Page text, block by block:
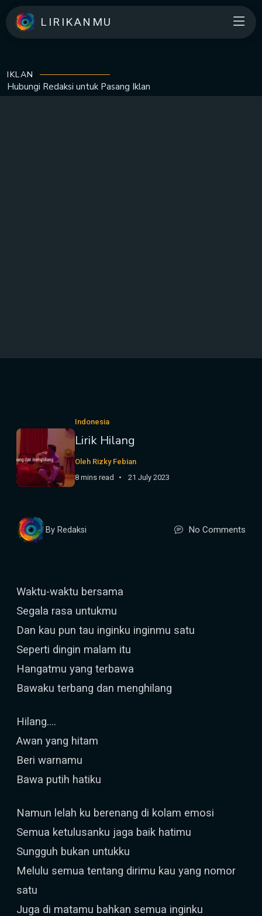
LIRIKANMU
IKLAN
Hubungi Redaksi untuk Pasang Iklan
Indonesia
Lirik Hilang
Oleh Rizky Febian
8 mins read
21 July 2023
By Redaksi No Comments
Waktu-waktu bersama
Segala rasa untukmu
Dan kau pun tau inginku inginmu satu
Seperti dingin malam itu
Hangatmu yang terbawa
Bawaku terbang dan menghilang
Hilang....
Awan yang hitam
Beri warnamu
Bawa putih hatiku
Namun lelah ku berenang di kolam emosi
Semua ketulusanku jaga baik hatimu
Sungguh bukan untukku
Melulu semua tentang dirimu kau yang nomor
satu
Juga di matamu bahkan semua inginku